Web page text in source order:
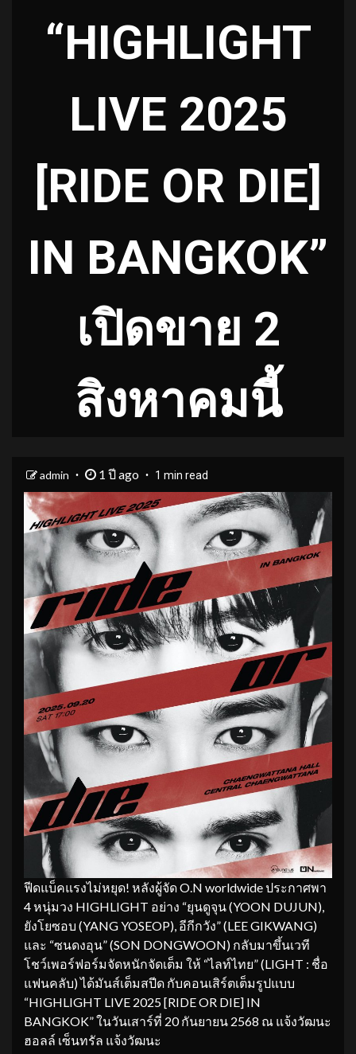
“HIGHLIGHT
LIVE 2025
[RIDE OR DIE]
IN BANGKOK”
เปิดขาย 2
สิงหาคมนี้
admin 1 ปี ago 1 min read
ฟีดแบ็คแรงไม่หยุด! หลังผู้จัด O.N worldwide ประกาศพา
4 หนุ่มวง HIGHLIGHT อย่าง “ยุนดูจุน (YOON DUJUN),
ยังโยซอบ (YANG YOSEOP), อีกีกวัง” (LEE GIKWANG)
และ “ซนดงอุน” (SON DONGWOON) กลับมาขึ้นเวที
โชว์เพอร์ฟอร์มจัดหนักจัดเต็ม ให้ “ไลท์ไทย” (LIGHT : ชื่อ
แฟนคลับ) ได้มันส์เต็มสปีด กับคอนเสิร์ตเต็มรูปแบบ
“HIGHLIGHT LIVE 2025 [RIDE OR DIE] IN
BANGKOK” ในวันเสาร์ที่ 20 กันยายน 2568 ณ แจ้งวัฒนะ
ฮอลล์ เซ็นทรัล แจ้งวัฒนะ